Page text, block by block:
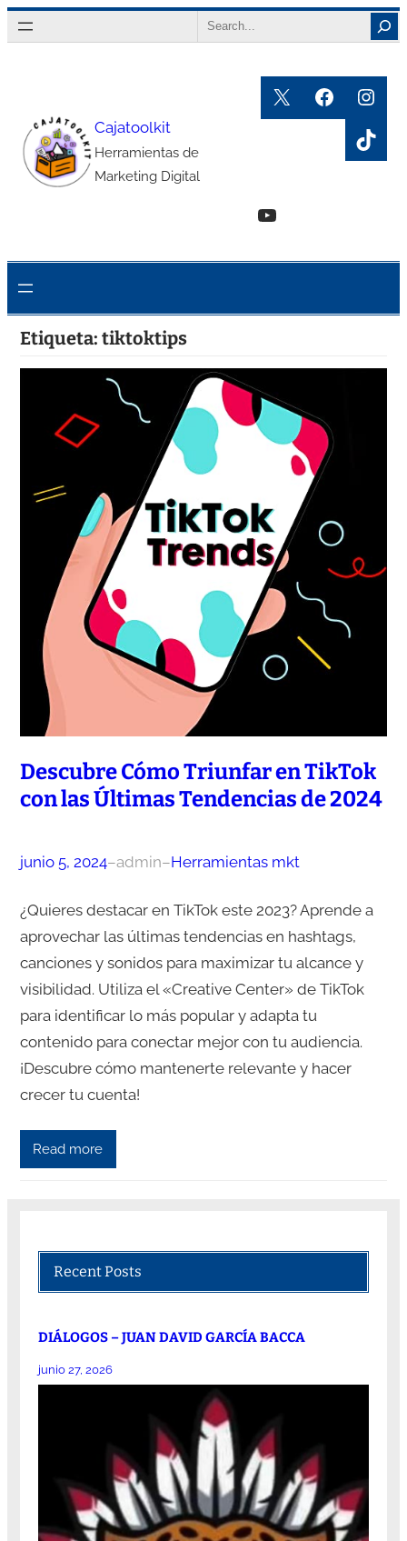
Saltar
al
Search
Cajatoolkit
Herramientas de
Marketing Digital
X
YouTube
Etiqueta: tiktoktips
Descubre Cómo Triunfar en TikTok
con las Últimas Tendencias de 2024
junio 5, 2024–admin–Herramientas mkt
¿Quieres destacar en TikTok este 2023? Aprende a
aprovechar las últimas tendencias en hashtags,
canciones y sonidos para maximizar tu alcance y
visibilidad. Utiliza el «Creative Center» de TikTok
para identificar lo más popular y adapta tu
contenido para conectar mejor con tu audiencia.
¡Descubre cómo mantenerte relevante y hacer
crecer tu cuenta!
Read more
Recent Posts
DIÁLOGOS – JUAN DAVID GARCÍA BACCA
junio 27, 2026